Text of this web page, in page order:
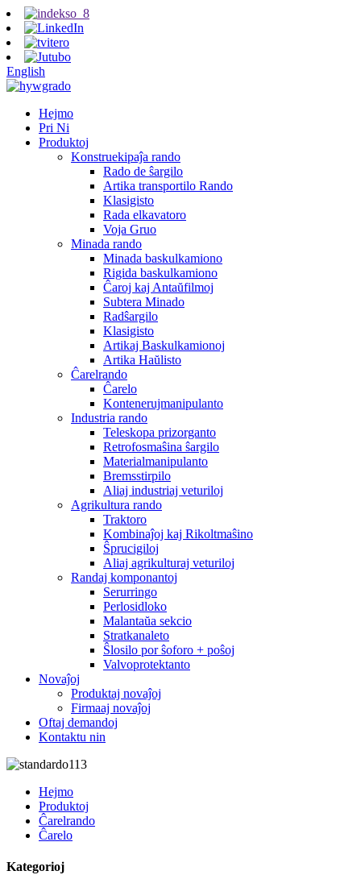
English
Hejmo
Pri Ni
Produktoj
Konstruekipaĵa rando
Rado de ŝargilo
Artika transportilo Rando
Klasigisto
Rada elkavatoro
Voja Gruo
Minada rando
Minada baskulkamiono
Rigida baskulkamiono
Ĉaroj kaj Antaŭfilmoj
Subtera Minado
Radŝargilo
Klasigisto
Artikaj Baskulkamionoj
Artika Haŭlisto
Ĉarelrando
Ĉarelo
Kontenerujmanipulanto
Industria rando
Teleskopa prizorganto
Retrofosmaŝina ŝargilo
Materialmanipulanto
Bremsstirpilo
Aliaj industriaj veturiloj
Agrikultura rando
Traktoro
Kombinaĵoj kaj Rikoltmaŝino
Ŝprucigiloj
Aliaj agrikulturaj veturiloj
Randaj komponantoj
Serurringo
Perlosidloko
Malantaŭa sekcio
Stratkanaleto
Ŝlosilo por ŝoforo + poŝoj
Valvoprotektanto
Novaĵoj
Produktaj novaĵoj
Firmaaj novaĵoj
Oftaj demandoj
Kontaktu nin
Hejmo
Produktoj
Ĉarelrando
Ĉarelo
Kategorioj